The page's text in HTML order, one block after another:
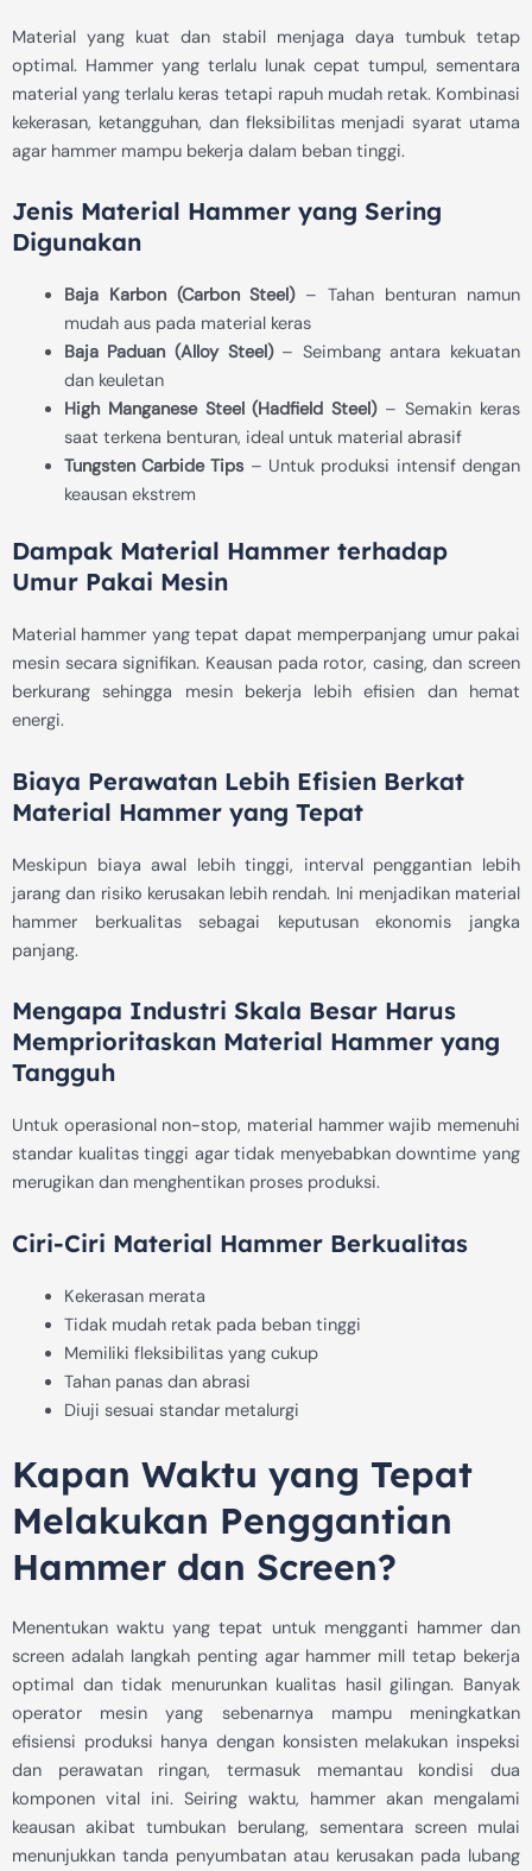
Material yang kuat dan stabil menjaga daya tumbuk tetap
optimal. Hammer yang terlalu lunak cepat tumpul, sementara
material yang terlalu keras tetapi rapuh mudah retak. Kombinasi
kekerasan, ketangguhan, dan fleksibilitas menjadi syarat utama
agar hammer mampu bekerja dalam beban tinggi.
Jenis Material Hammer yang Sering
Digunakan
Baja Karbon (Carbon Steel)– Tahan benturan namun
mudah aus pada material keras
Baja Paduan (Alloy Steel)– Seimbang antara kekuatan
dan keuletan
High Manganese Steel (Hadfield Steel)– Semakin keras
saat terkena benturan, ideal untuk material abrasif
Tungsten Carbide Tips – Untuk produksi intensif dengan
keausan ekstrem
Dampak Material Hammer terhadap
Umur Pakai Mesin
Material hammer yang tepat dapat memperpanjang umur pakai
mesin secara signifikan. Keausan pada rotor, casing, dan screen
berkurang sehingga mesin bekerja lebih efisien dan hemat
energi.
Biaya Perawatan Lebih Efisien Berkat
Material Hammer yang Tepat
Meskipun biaya awal lebih tinggi, interval penggantian lebih
jarang dan risiko kerusakan lebih rendah. Ini menjadikan material
hammer berkualitas sebagai keputusan ekonomis jangka
panjang.
Mengapa Industri Skala Besar Harus
Memprioritaskan Material Hammer yang
Tangguh
Untuk operasional non-stop, material hammer wajib memenuhi
standar kualitas tinggi agar tidak menyebabkan downtime yang
merugikan dan menghentikan proses produksi.
Ciri-Ciri Material Hammer Berkualitas
Kekerasan merata
Tidak mudah retak pada beban tinggi
Memiliki fleksibilitas yang cukup
Tahan panas dan abrasi
Diuji sesuai standar metalurgi
Kapan Waktu yang Tepat
Melakukan Penggantian
Hammer dan Screen?
Menentukan waktu yang tepat untuk mengganti hammer dan
screen adalah langkah penting agar hammer mill tetap bekerja
optimal dan tidak menurunkan kualitas hasil gilingan. Banyak
operator mesin yang sebenarnya mampu meningkatkan
efisiensi produksi hanya dengan konsisten melakukan inspeksi
dan perawatan ringan, termasuk memantau kondisi dua
komponen vital ini. Seiring waktu, hammer akan mengalami
keausan akibat tumbukan berulang, sementara screen mulai
menunjukkan tanda penyumbatan atau kerusakan pada lubang